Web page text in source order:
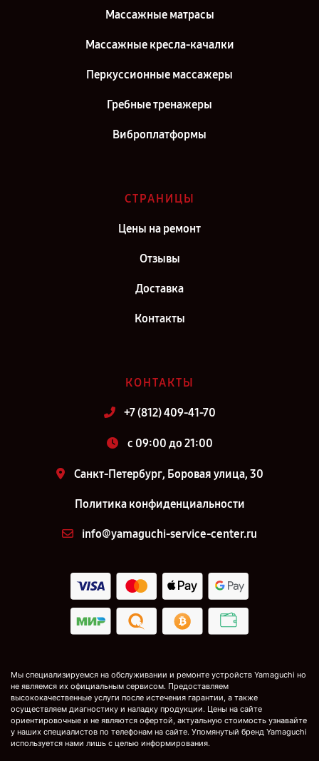
Массажные матрасы
Массажные кресла-качалки
Перкуссионные массажеры
Гребные тренажеры
Виброплатформы
СТРАНИЦЫ
Цены на ремонт
Отзывы
Доставка
Контакты
КОНТАКТЫ
+7 (812) 409-41-70
c 09:00 до 21:00
Санкт-Петербург, Боровая улица, 30
Политика конфиденциальности
info@yamaguchi-service-center.ru
Мы специализируемся на обслуживании и ремонте устройств Yamaguchi но
не являемся их официальным сервисом. Предоставляем
высококачественные услуги после истечения гарантии, а также
осуществляем диагностику и наладку продукции. Цены на сайте
ориентировочные и не являются офертой, актуальную стоимость узнавайте
у наших специалистов по телефонам на сайте. Упомянутый бренд Yamaguchi
используется нами лишь с целью информирования.